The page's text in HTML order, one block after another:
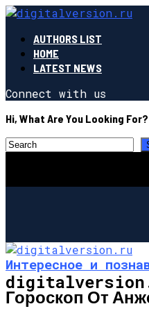
AUTHORS LIST
HOME
LATEST NEWS
Connect with us
Hi, What Are You Looking For?
Интересное и
Гороскоп От